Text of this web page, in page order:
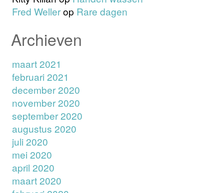
Fred Wellerop Rare dagen
Archieven
maart 2021
februari 2021
december 2020
november 2020
september 2020
augustus 2020
juli 2020
mei 2020
april 2020
maart 2020